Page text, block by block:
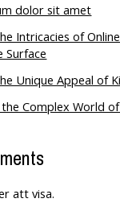
dolor sit amet
Intricacies of
Surface
Unique Appeal of
Complex World of
att visa.